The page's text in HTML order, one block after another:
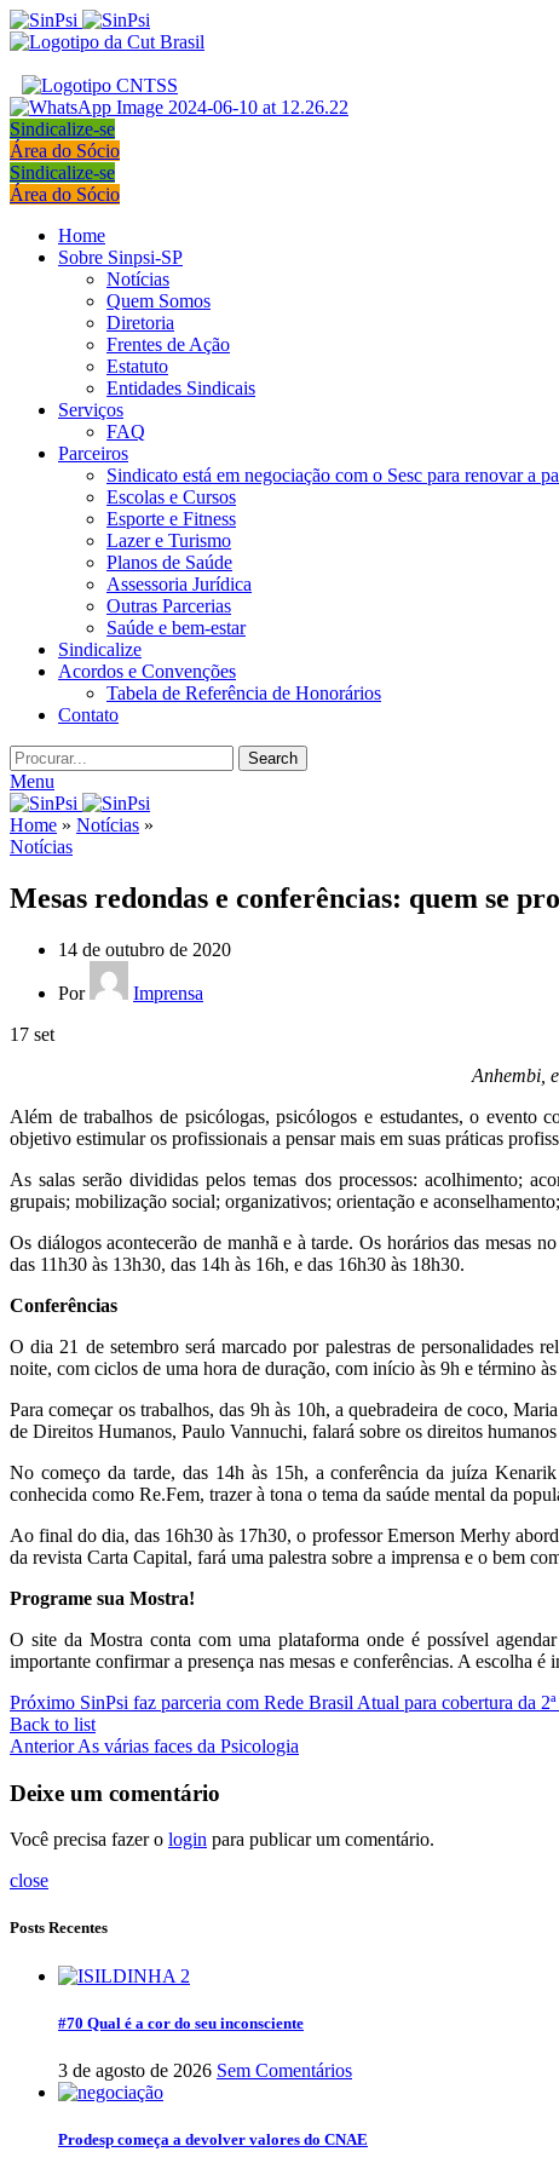
Sindicalize-se
Área do Sócio
Sindicalize-se
Área do Sócio
Home
Sobre Sinpsi-SP
Notícias
Quem Somos
Diretoria
Frentes de Ação
Estatuto
Entidades Sindicais
Serviços
FAQ
Parceiros
Sindicato está em negociação com o Sesc para renovar a
Escolas e Cursos
Esporte e Fitness
Lazer e Turismo
Planos de Saúde
Assessoria Jurídica
Outras Parcerias
Saúde e bem-estar
Sindicalize
Acordos e Convenções
Tabela de Referência de Honorários
Contato
Search
Menu
Home » Notícias »
Notícias
Mesas redondas e conferências: quem se
14 de outubro de 2020
Por
Imprensa
17 set
Anhembi,
Além de trabalhos de psicólogas, psicólogos e estudantes, o evento
objetivo estimular os profissionais a pensar mais em suas práticas
As salas serão divididas pelos temas dos processos: acolhimento;
grupais; mobilização social; organizativos; orientação e
Os diálogos acontecerão de manhã e à tarde. Os horários das mesas
das 11h30 às 13h30, das 14h às 16h, e das 16h30 às 18h30.
Conferências
O dia 21 de setembro será marcado por palestras de personalidades
noite, com ciclos de uma hora de duração, com início às 9h e término
Para começar os trabalhos, das 9h às 10h, a quebradeira de coco,
de Direitos Humanos, Paulo Vannuchi, falará sobre os direitos
No começo da tarde, das 14h às 15h, a conferência da juíza
conhecida como Re.Fem, trazer à tona o tema da saúde mental da
Ao final do dia, das 16h30 às 17h30, o professor Emerson Merhy
da revista Carta Capital, fará uma palestra sobre a imprensa e o bem
Programe sua Mostra!
O site da Mostra conta com uma plataforma onde é possível
importante confirmar a presença nas mesas e conferências. A escolha
Próximo SinPsi faz parceria com Rede Brasil Atual para cobertura da
Back to list
Anterior As várias faces da Psicologia
Deixe um comentário
Você precisa fazer o login para publicar um comentário.
close
Posts Recentes
#70 Qual é a cor do seu inconsciente
3 de agosto de 2026 Sem Comentários
Prodesp começa a devolver valores do CNAE